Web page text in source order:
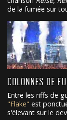
de la fumée sur
COLONNES DE
Entre les riffs de
"Flake" est
s'élevant sur le